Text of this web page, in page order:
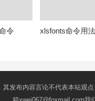
令 xlsfonts命令用法
其发布内容言论不代表本站观